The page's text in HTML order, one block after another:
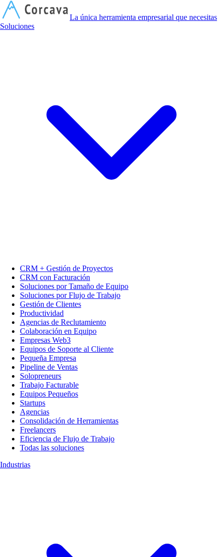
La única herramienta empresarial que necesitas
Soluciones
CRM + Gestión de Proyectos
CRM con Facturación
Soluciones por Tamaño de Equipo
Soluciones por Flujo de Trabajo
Gestión de Clientes
Productividad
Agencias de Reclutamiento
Colaboración en Equipo
Empresas Web3
Equipos de Soporte al Cliente
Pequeña Empresa
Pipeline de Ventas
Solopreneurs
Trabajo Facturable
Equipos Pequeños
Startups
Agencias
Consolidación de Herramientas
Freelancers
Eficiencia de Flujo de Trabajo
Todas las soluciones
Industrias